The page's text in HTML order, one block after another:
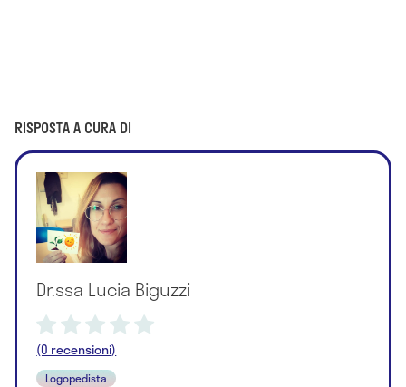
RISPOSTA A CURA DI
Dr.ssa Lucia Biguzzi
(0 recensioni)
Logopedista